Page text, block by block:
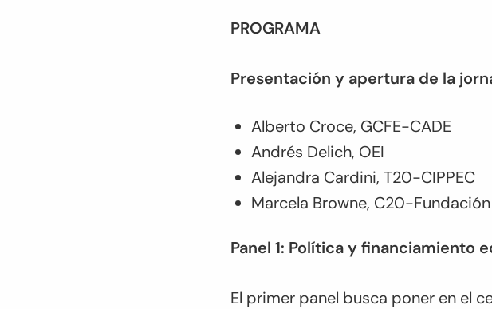
PROGRAMA
Presentación y apertura de la
Alberto Croce, GCFE-CADE
Andrés Delich, OEI
Alejandra Cardini, T20-CIPPEC
Marcela Browne, C20-Fundación
Panel 1: Política y financiamiento
El primer panel busca poner en el